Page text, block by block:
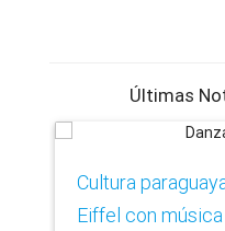
Últimas
​Cultura
Eiffel con